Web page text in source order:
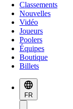
Classements
Nouvelles
Vidéo
Joueurs
Poolers
Équipes
Boutique
Billets
FR